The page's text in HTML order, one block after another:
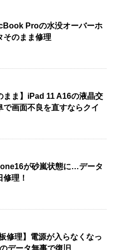
Proの水没オーバーホ
そのまま修理
まま】iPad 11 A16の液晶交
で画面不良を直すならクイ
が砂嵐状態に…データ
理！
修理】電源が入らなくなっ